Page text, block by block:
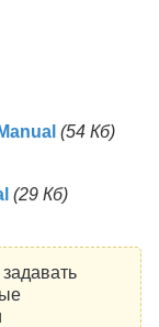
(54 Кб)
(29 Кб)